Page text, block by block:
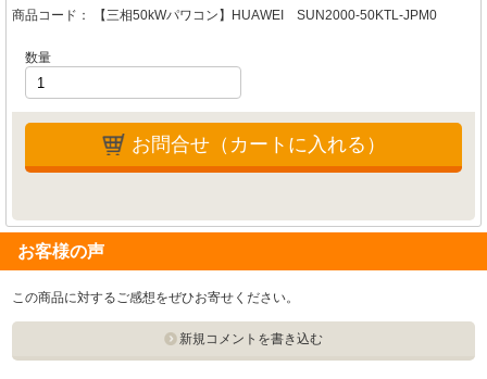
商品コード： 【三相50kWパワコン】HUAWEI SUN2000-50KTL-JPM0
数量
お問合せ（カートに入れる）
お客様の声
この商品に対するご感想をぜひお寄せください。
新規コメントを書き込む